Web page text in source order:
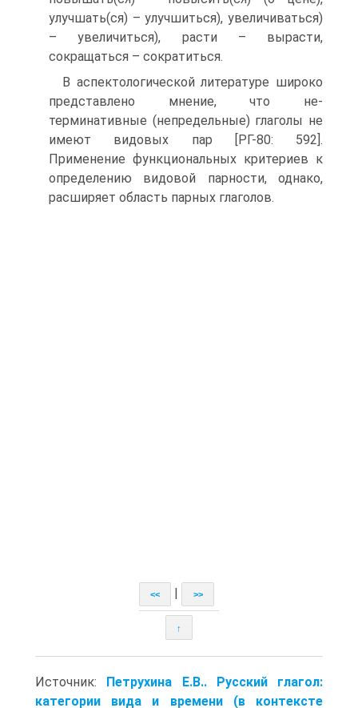
улучшать(ся) – улучшиться), увеличиваться)
– увеличиться), расти – вы­расти,
сокращаться – сократиться.
В аспектологической литературе широко
представлено мнение, что не-
терминативные (непредельные) глаголы не
имеют видовых пар [РГ-80: 592].
Применение функциональных критериев к
определению видовой пар­ности, однако,
расширяет область парных глаголов.
<< >>
↑
Источник: Петрухина Е.В.. Русский глагол:
категории вида и времени (в контексте